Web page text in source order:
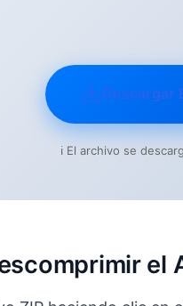
Descargar
ℹ️ El archivo se
el